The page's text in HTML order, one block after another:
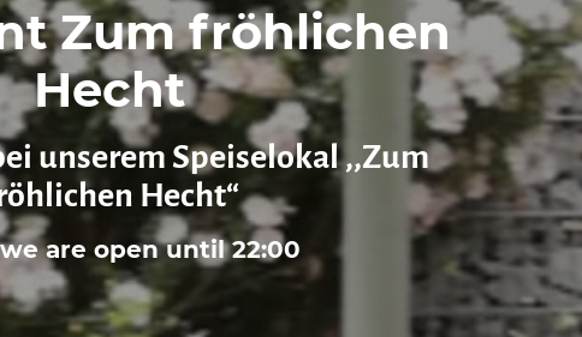
Zum fröhlichen
Hecht
unserem Speiselokal ,,Zum
Hecht“
are open until 22:00